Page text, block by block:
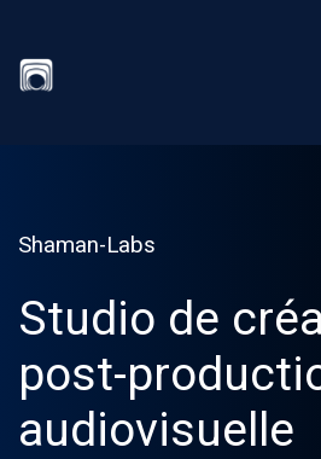
Shaman-Labs
Studio de
post-
audiovisuelle